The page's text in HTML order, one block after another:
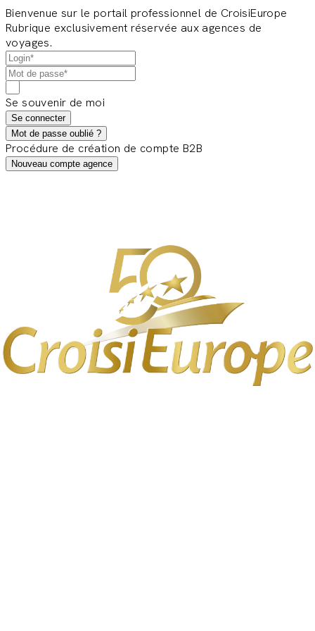
Bienvenue sur le portail professionnel de CroisiEurope
Rubrique exclusivement réservée aux agences de
voyages.
Se souvenir de moi
Se connecter
Mot de passe oublié ?
Procédure de création de compte B2B
Nouveau compte agence